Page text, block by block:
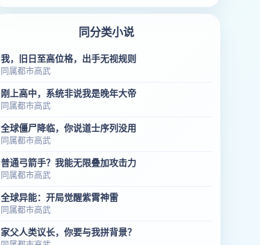
同分类小说
我，旧日至高位格，出手无视规则
同属都市高武
刚上高中，系统非说我是晚年大帝
同属都市高武
全球僵尸降临，你说道士序列没用
同属都市高武
普通弓箭手？我能无限叠加攻击力
同属都市高武
全球异能：开局觉醒紫霄神雷
同属都市高武
家父人类议长，你要与我拼背景？